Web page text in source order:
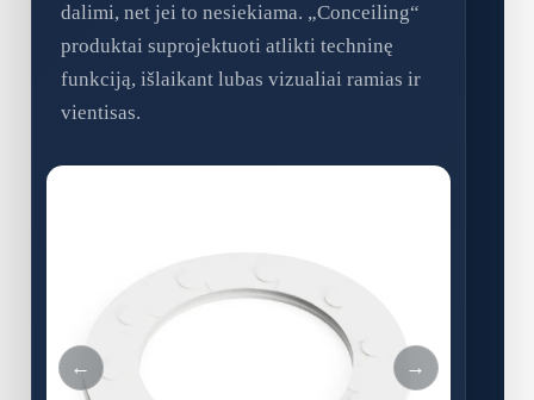
dalimi, net jei to nesiekiama. „Conceiling“
produktai suprojektuoti atlikti techninę
funkciją, išlaikant lubas vizualiai ramias ir
vientisas.
← →